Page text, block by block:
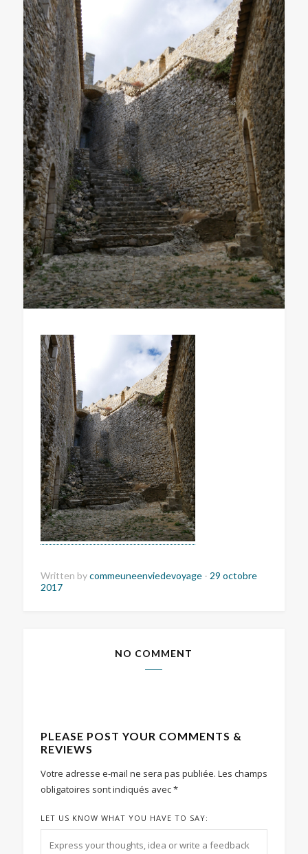
Written bycommeuneenviedevoyage - 29 octobre
2017
NO COMMENT
PLEASE POST YOUR COMMENTS &
REVIEWS
Votre adresse e-mail ne sera pas publiée. Les champs
obligatoires sont indiqués avec*
LET US KNOW WHAT YOU HAVE TO SAY: